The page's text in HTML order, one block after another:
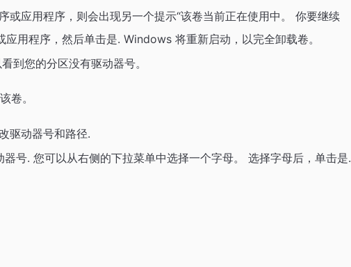
或应用程序，则会出现另一个提示“该卷当前正在使用中。 你要继续
用程序，然后单击是. Windows 将重新启动，以完全卸载卷。
到您的分区没有驱动器号。
卷。
驱动器号和路径.
号. 您可以从右侧的下拉菜单中选择一个字母。 选择字母后，单击是.